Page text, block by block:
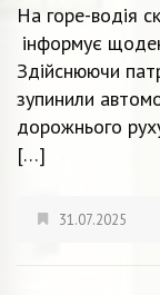
На горе-водія
інформує
Здійснюючи
зупинили
дорожнього
[…]
31.07.2025